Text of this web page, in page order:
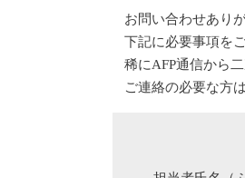
お問い合わせあり
下記に必要事項を
稀にAFP通信から
ご連絡の必要な方